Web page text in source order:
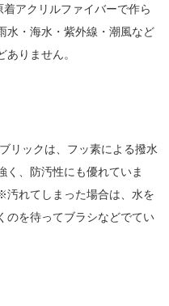
アクリルファイバーで作ら
水・海水・紫外線・潮風など
りません。
リックは、フッ素による撥水
く、防汚性にも優れていま
れてしまった場合は、水を
のを待ってブラシなどでてい